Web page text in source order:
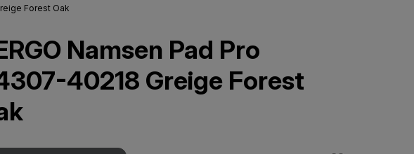
Forest Oak
Namsen Pad Pro
40218 Greige Forest